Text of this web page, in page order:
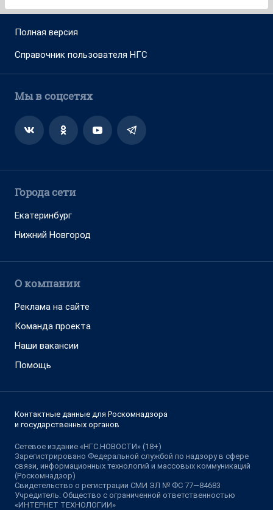
Полная версия
Справочник пользователя НГС
Мы в соцсетях
Города сети
Екатеринбург
Нижний Новгород
О компании
Реклама на сайте
Команда проекта
Наши вакансии
Помощь
Контактные данные для Роскомнадзора
и государственных органов
Сетевое издание «НГС.НОВОСТИ» (18+)
Зарегистрировано Федеральной службой по надзору в сфере
связи, информационных технологий и массовых коммуникаций
(Роскомнадзор)
Свидетельство о регистрации СМИ ЭЛ № ФС 77—84683
Учредитель: Общество с ограниченной ответственностью
«ИНТЕРНЕТ ТЕХНОЛОГИИ»